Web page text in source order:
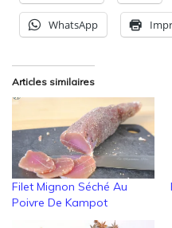
WhatsApp
Articles similaires
Filet Mignon Séché Au
Poivre De Kampot